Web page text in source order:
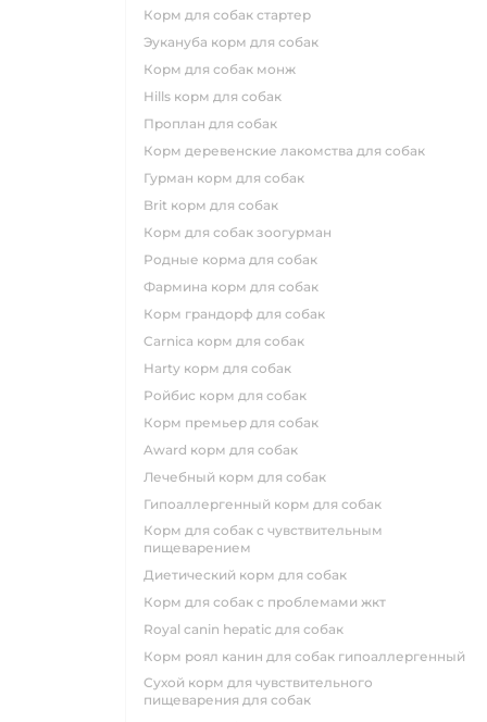
корм для собак стартер
эукануба корм для собак
корм для собак монж
hills корм для собак
проплан для собак
корм деревенские лакомства для собак
гурман корм для собак
brit корм для собак
корм для собак зоогурман
родные корма для собак
фармина корм для собак
корм грандорф для собак
carnica корм для собак
harty корм для собак
ройбис корм для собак
корм премьер для собак
award корм для собак
лечебный корм для собак
гипоаллергенный корм для собак
корм для собак с чувствительным
пищеварением
диетический корм для собак
корм для собак с проблемами жкт
royal canin hepatic для собак
корм роял канин для собак гипоаллергенный
сухой корм для чувствительного
пищеварения для собак